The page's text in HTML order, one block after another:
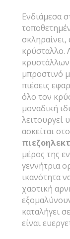
Ενδιάμεσα
σκληραίνει,
κρύσταλλο.
μπροστινό
πιέσεις
όλο τον
μοναδική
λειτουργεί
ασκείται
μέρος της
γεννήτρια
ικανότητα
χαοτική
καταλήγει
είναι